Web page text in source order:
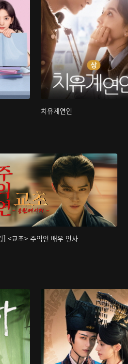
치유계연인
] <교초> 주익연 배우 인사